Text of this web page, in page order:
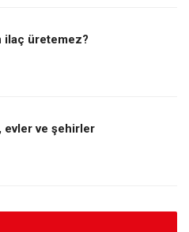
ilaç üretemez?
evler ve şehirler